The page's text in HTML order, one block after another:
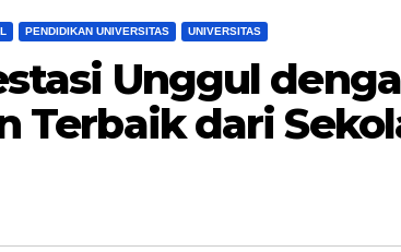
PENDIDIKAN UNIVERSITAS UNIVERSITAS
Unggul
Terbaik dari